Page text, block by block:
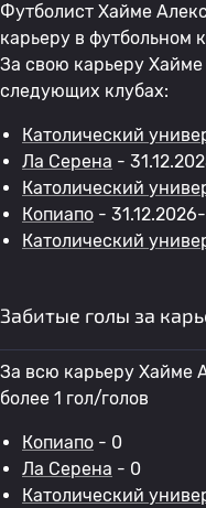
Футболист Хайме
карьеру в футбольном
За свою карьеру
следующих клубах:
Католический
Ла Серена -
Католический
Копиапо -
Католический
Забитые голы за
За всю карьеру Хайме
более 1 гол/голов
Копиапо - 0
Ла Серена - 0
Католический